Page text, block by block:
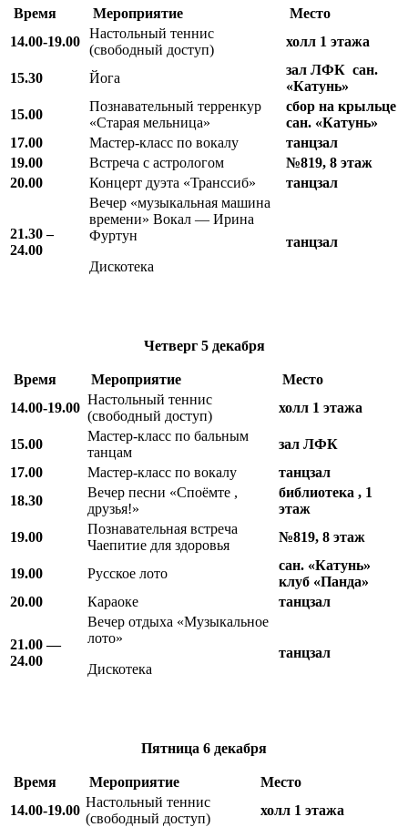
Время Мероприятие
Место
14.00-19.00
Настольный теннис
(свободный доступ)
холл 1 этажа
15.30 Йога
зал ЛФК сан.
«Катунь»
15.00
Познавательный терренкур
«Старая мельница»
сбор на крыльце
сан. «Катунь»
17.00
Мастер-класс по вокалу
танцзал
19.00
Встреча с астрологом
№819, 8 этаж
20.00
Концерт дуэта «Транссиб» танцзал
21.30 –
24.00
Вечер «музыкальная машина
времени» Вокал — Ирина
Фуртун
Дискотека
танцзал
Четверг 5 декабря
Время Мероприятие
Место
14.00-19.00
Настольный теннис
(свободный доступ)
холл 1 этажа
15.00
Мастер-класс по бальным
танцам
зал ЛФК
17.00
Мастер-класс по вокалу
танцзал
18.30
Вечер песни «Споёмте ,
друзья!»
библиотека , 1
этаж
19.00
Познавательная встреча
Чаепитие для здоровья
№819, 8 этаж
19.00 Русское лото
сан. «Катунь»
клуб «Панда»
20.00
Караоке танцзал
21.00 —
24.00
Вечер отдыха «Музыкальное
лото»
Дискотека
танцзал
Пятница 6 декабря
Время Мероприятие
Место
14.00-19.00
Настольный теннис
(свободный доступ)
холл 1 этажа